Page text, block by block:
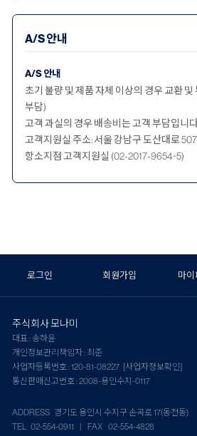
A/S 안내
A/S 안내
초기 불량 및 제품 자체 이상의 경우 교환
부담)
고객 과실의 경우 배송비는 고객 부담입니
고객지원실 주소: 서울 강남구 도산대로
항소지점 고객지원실 (02-2017-9654~5)
로그인 회원가입 마이
주식회사 모나미
대표 : 송하윤
개인정보관리책임자 : 최준
사업자등록번호 : 120-81-08227 [사업자정보확인]
통신판매신고번호 : 2008-용인수지-0117
ADDRESS 경기도 용인시 수지구 손곡로 17(동천동)
TEL 02-554-0911 | FAX 02-554-4828